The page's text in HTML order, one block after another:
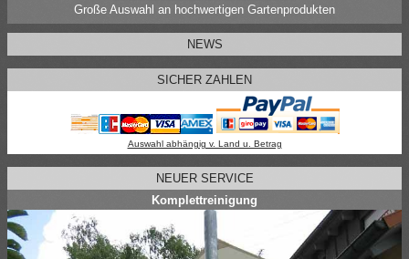
Große Auswahl an hochwertigen Gartenprodukten
NEWS
SICHER ZAHLEN
Auswahl abhängig v. Land u. Betrag
NEUER SERVICE
Komplettreinigung